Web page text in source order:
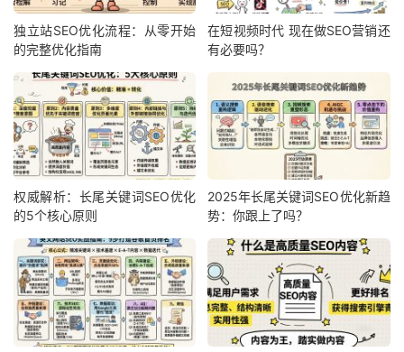
独立站SEO优化流程：从零开始
的完整优化指南
在短视频时代 现在做SEO营销还
有必要吗？
权威解析：长尾关键词SEO优化
的5个核心原则
2025年长尾关键词SEO优化新趋
势：你跟上了吗？